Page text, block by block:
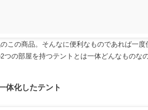
この商品。そんなに便利なものであれば一
の部屋を持つテントとは一体どんなものな
体化したテント